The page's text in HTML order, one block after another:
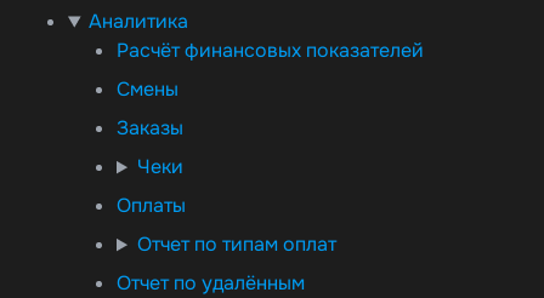
Аналитика
Расчёт финансовых показателей
Смены
Заказы
Чеки
Оплаты
Отчет по типам оплат
Отчет по удалённым